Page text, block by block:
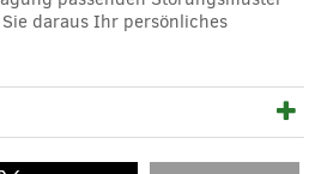
daraus Ihr persönliches